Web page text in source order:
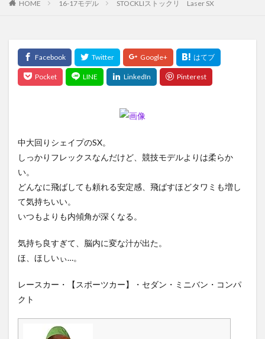
HOME 16-17モデル STOCKLIストックリ Laser SX
中大回りシェイプのSX。
しっかりフレックスなんだけど、競技モデルよりは柔らか
い。
どんなに飛ばしても頼れる安定感、飛ばすほどタワミも増し
て気持ちいい。
いつもよりも内傾角が深くなる。
気持ち良すぎて、脳内に変な汁が出た。
ほ、ほしいぃ…。
レースカー・【スポーツカー】・セダン・ミニバン・コンパ
クト